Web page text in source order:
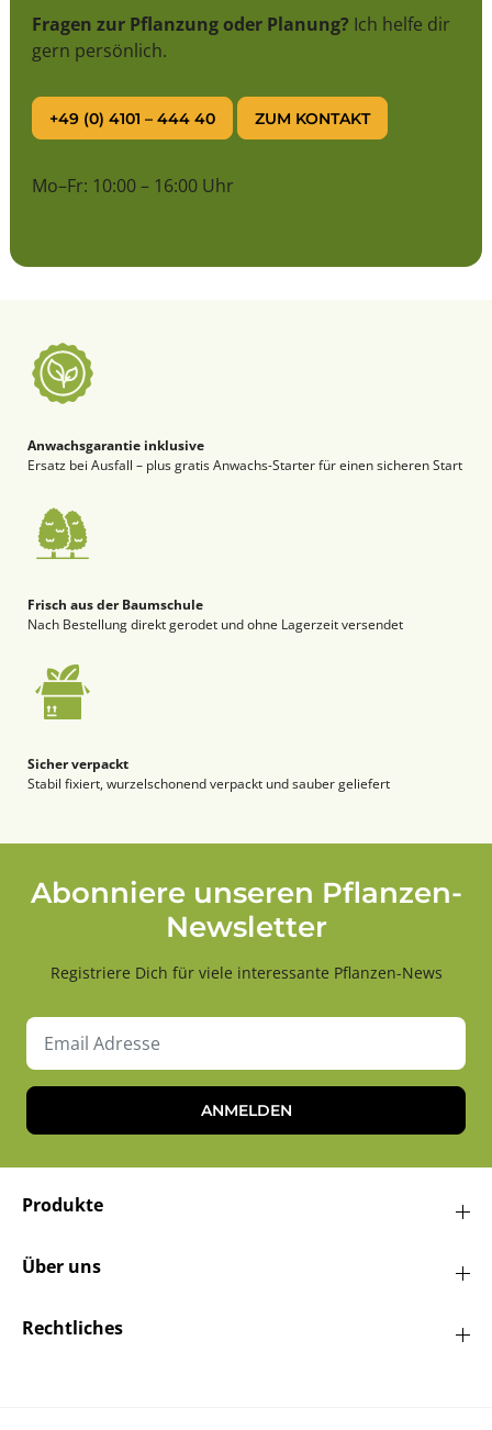
Fragen zur Pflanzung oder Planung? Ich helfe dir
gern persönlich.
+49 (0) 4101 – 444 40 ZUM KONTAKT
Mo–Fr: 10:00 – 16:00 Uhr
Anwachsgarantie inklusive
Ersatz bei Ausfall – plus gratis Anwachs-Starter für einen sicheren Start
Frisch aus der Baumschule
Nach Bestellung direkt gerodet und ohne Lagerzeit versendet
Sicher verpackt
Stabil fixiert, wurzelschonend verpackt und sauber geliefert
Abonniere unseren Pflanzen-
Newsletter
Registriere Dich für viele interessante Pflanzen-News
ANMELDEN
Produkte
Über uns
Rechtliches